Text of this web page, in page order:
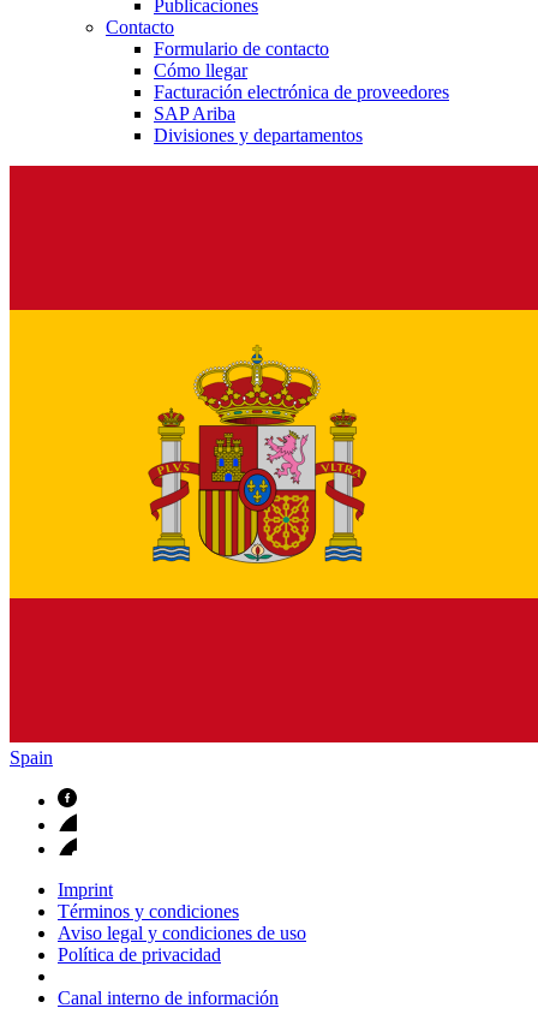
Publicaciones
Contacto
Formulario de contacto
Cómo llegar
Facturación electrónica de proveedores
SAP Ariba
Divisiones y departamentos
Spain
Imprint
Términos y condiciones
Aviso legal y condiciones de uso
Política de privacidad
Canal interno de información